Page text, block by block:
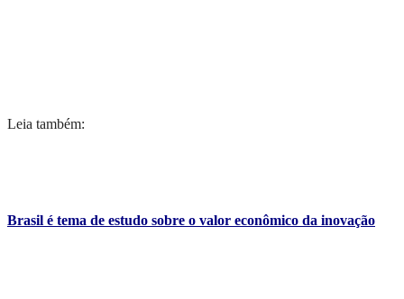
Leia também:
Brasil é tema de estudo sobre o valor econômico da inovação